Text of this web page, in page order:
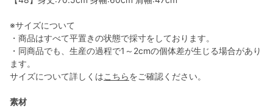
※サイズについて
・商品はすべて平置きの状態で採寸をしております。
・同商品でも、生産の過程で1～2cmの個体差が生じる場合があり
ます。
サイズについて詳しくはこちらをご確認ください。
素材